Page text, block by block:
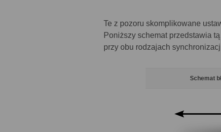
Te z pozoru skomplikowane
Poniższy schemat przedstawia
przy obu rodzajach
Schemat